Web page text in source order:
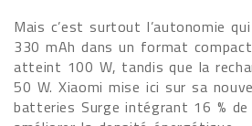
Mais c’est surtout l’autonomie
330 mAh dans un format
atteint 100 W, tandis que la
50 W. Xiaomi mise ici sur sa
batteries Surge intégrant 16 %